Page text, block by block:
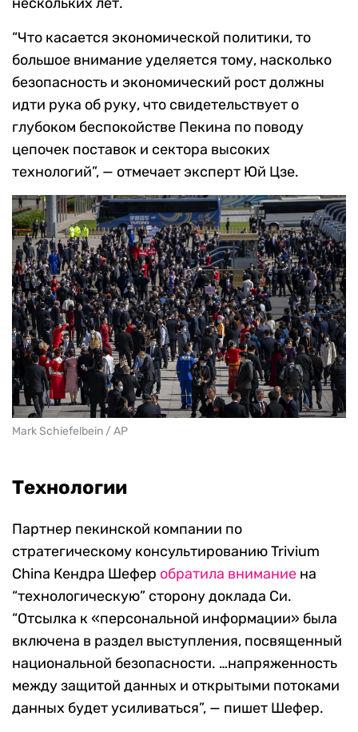
“Что касается экономической политики, то
большое внимание уделяется тому, насколько
безопасность и экономический рост должны
идти рука об руку, что свидетельствует о
глубоком беспокойстве Пекина по поводу
цепочек поставок и сектора высоких
технологий”, — отмечает эксперт Юй Цзе.
Mark Schiefelbein / AP
Технологии
Партнер пекинской компании по
стратегическому консультированию Trivium
China Кендра Шефер обратила внимание на
“технологическую” сторону доклада Си.
“Отсылка к «персональной информации» была
включена в раздел выступления, посвященный
национальной безопасности. …напряженность
между защитой данных и открытыми потоками
данных будет усиливаться”, — пишет Шефер.